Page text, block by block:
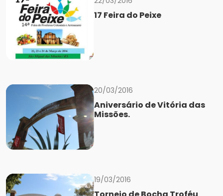
17 Feira do Peixe
20/03/2016
Aniversário de Vitória das
Missões.
19/03/2016